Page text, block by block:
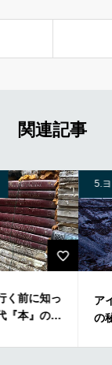
関連記事
に知っ
』のル
5.ヨーロ
アイス
の秘密